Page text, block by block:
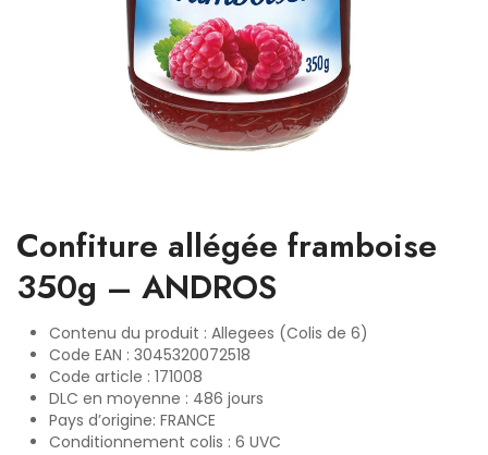
Confiture allégée framboise
350g – ANDROS
Contenu du produit : Allegees (Colis de 6)
Code EAN : 3045320072518
Code article : 171008
DLC en moyenne : 486 jours
Pays d’origine: FRANCE
Conditionnement colis : 6 UVC